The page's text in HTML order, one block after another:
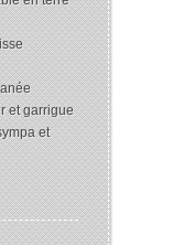
et garrigue
et